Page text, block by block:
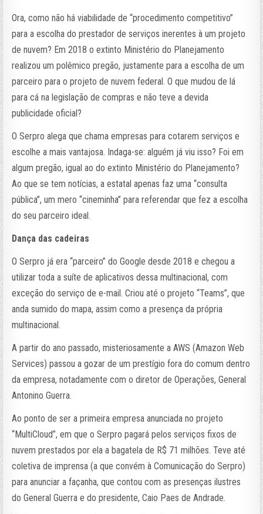
Ora, como não há viabilidade de “procedimento competitivo”
para a escolha do prestador de serviços inerentes à um projeto
de nuvem? Em 2018 o extinto Ministério do Planejamento
realizou um polêmico pregão, justamente para a escolha de um
parceiro para o projeto de nuvem federal. O que mudou de lá
para cá na legislação de compras e não teve a devida
publicidade oficial?
O Serpro alega que chama empresas para cotarem serviços e
escolhe a mais vantajosa. Indaga-se: alguém já viu isso? Foi em
algum pregão, igual ao do extinto Ministério do Planejamento?
Ao que se tem notícias, a estatal apenas faz uma “consulta
pública”, um mero “cineminha” para referendar que fez a escolha
do seu parceiro ideal.
Dança das cadeiras
O Serpro já era “parceiro” do Google desde 2018 e chegou a
utilizar toda a suíte de aplicativos dessa multinacional, com
exceção do serviço de e-mail. Criou até o projeto “Teams”, que
anda sumido do mapa, assim como a presença da própria
multinacional.
A partir do ano passado, misteriosamente a AWS (Amazon Web
Services) passou a gozar de um prestígio fora do comum dentro
da empresa, notadamente com o diretor de Operações, General
Antonino Guerra.
Ao ponto de ser a primeira empresa anunciada no projeto
“MultiCloud”, em que o Serpro pagará pelos serviços fixos de
nuvem prestados por ela a bagatela de R$ 71 milhões. Teve até
coletiva de imprensa (a que convém à Comunicação do Serpro)
para anunciar a façanha, que contou com as presenças ilustres
do General Guerra e do presidente, Caio Paes de Andrade.